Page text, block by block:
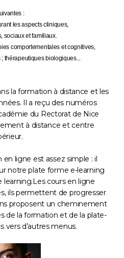
:
les aspects cliniques,
sociaux et familiaux.
comportementales et cognitives,
thérapeutiques biologiques...
la formation à distance et les
Il a reçu des numéros
du Rectorat de Nice
à distance et centre
en ligne est assez simple : il
notre plate forme e-learning
learning.Les cours en ligne
ils permettent de progresser
proposent un cheminement
de la formation et de la plate-
vers d’autres menus.